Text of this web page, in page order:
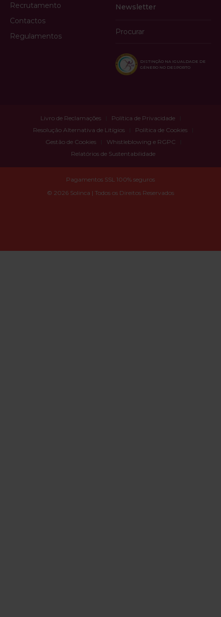
Recrutamento
Contactos
Regulamentos
Newsletter
Procurar
DISTINÇÃO NA IGUALDADE DE
GÉNERO NO DESPORTO
Livro de Reclamações
Política de Privacidade
Resolução Alternativa de Litígios
Política de Cookies
Gestão de Cookies
Whistleblowing e RGPC
Relatórios de Sustentabilidade
© 2026 Solinca | Todos os Direitos Reservados
Pagamentos SSL 100% seguros